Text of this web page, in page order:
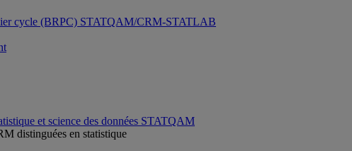
cycle (BRPC) STATQAM/CRM-STATLAB
et science des données STATQAM
distinguées en statistique